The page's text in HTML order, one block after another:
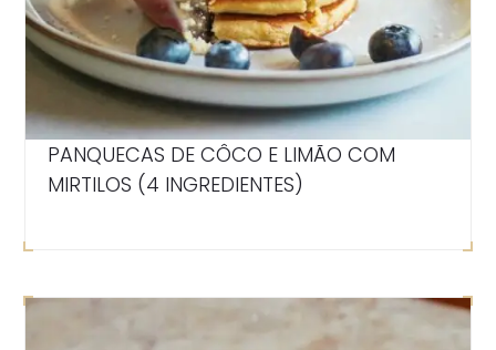
PANQUECAS DE CÔCO E LIMÃO COM
MIRTILOS (4 INGREDIENTES)